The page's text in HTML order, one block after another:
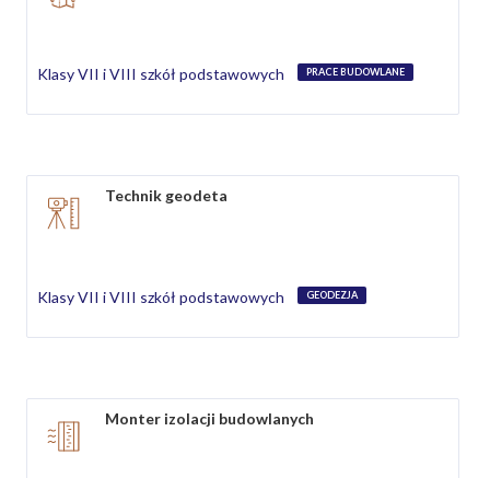
Klasy VII i VIII szkół podstawowych PRACE BUDOWLANE
Technik geodeta
Klasy VII i VIII szkół podstawowych GEODEZJA
Monter izolacji budowlanych